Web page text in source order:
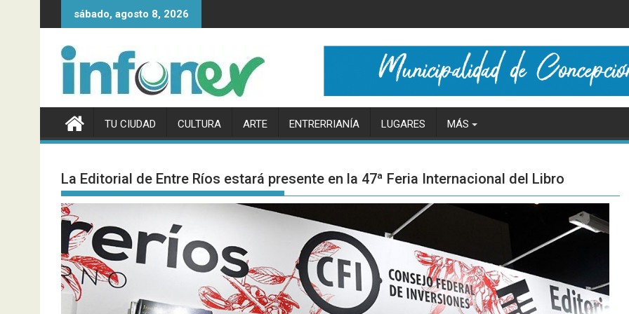
al
sábado, agosto 8, 2026
TU CIUDAD CULTURA ARTE ENTRERRIANÍA LUGARES MÁS
La Editorial de Entre Ríos estará presente en la 47ª Feria Internacional del Libro